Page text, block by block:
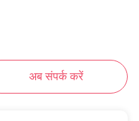
अब संपर्क करें